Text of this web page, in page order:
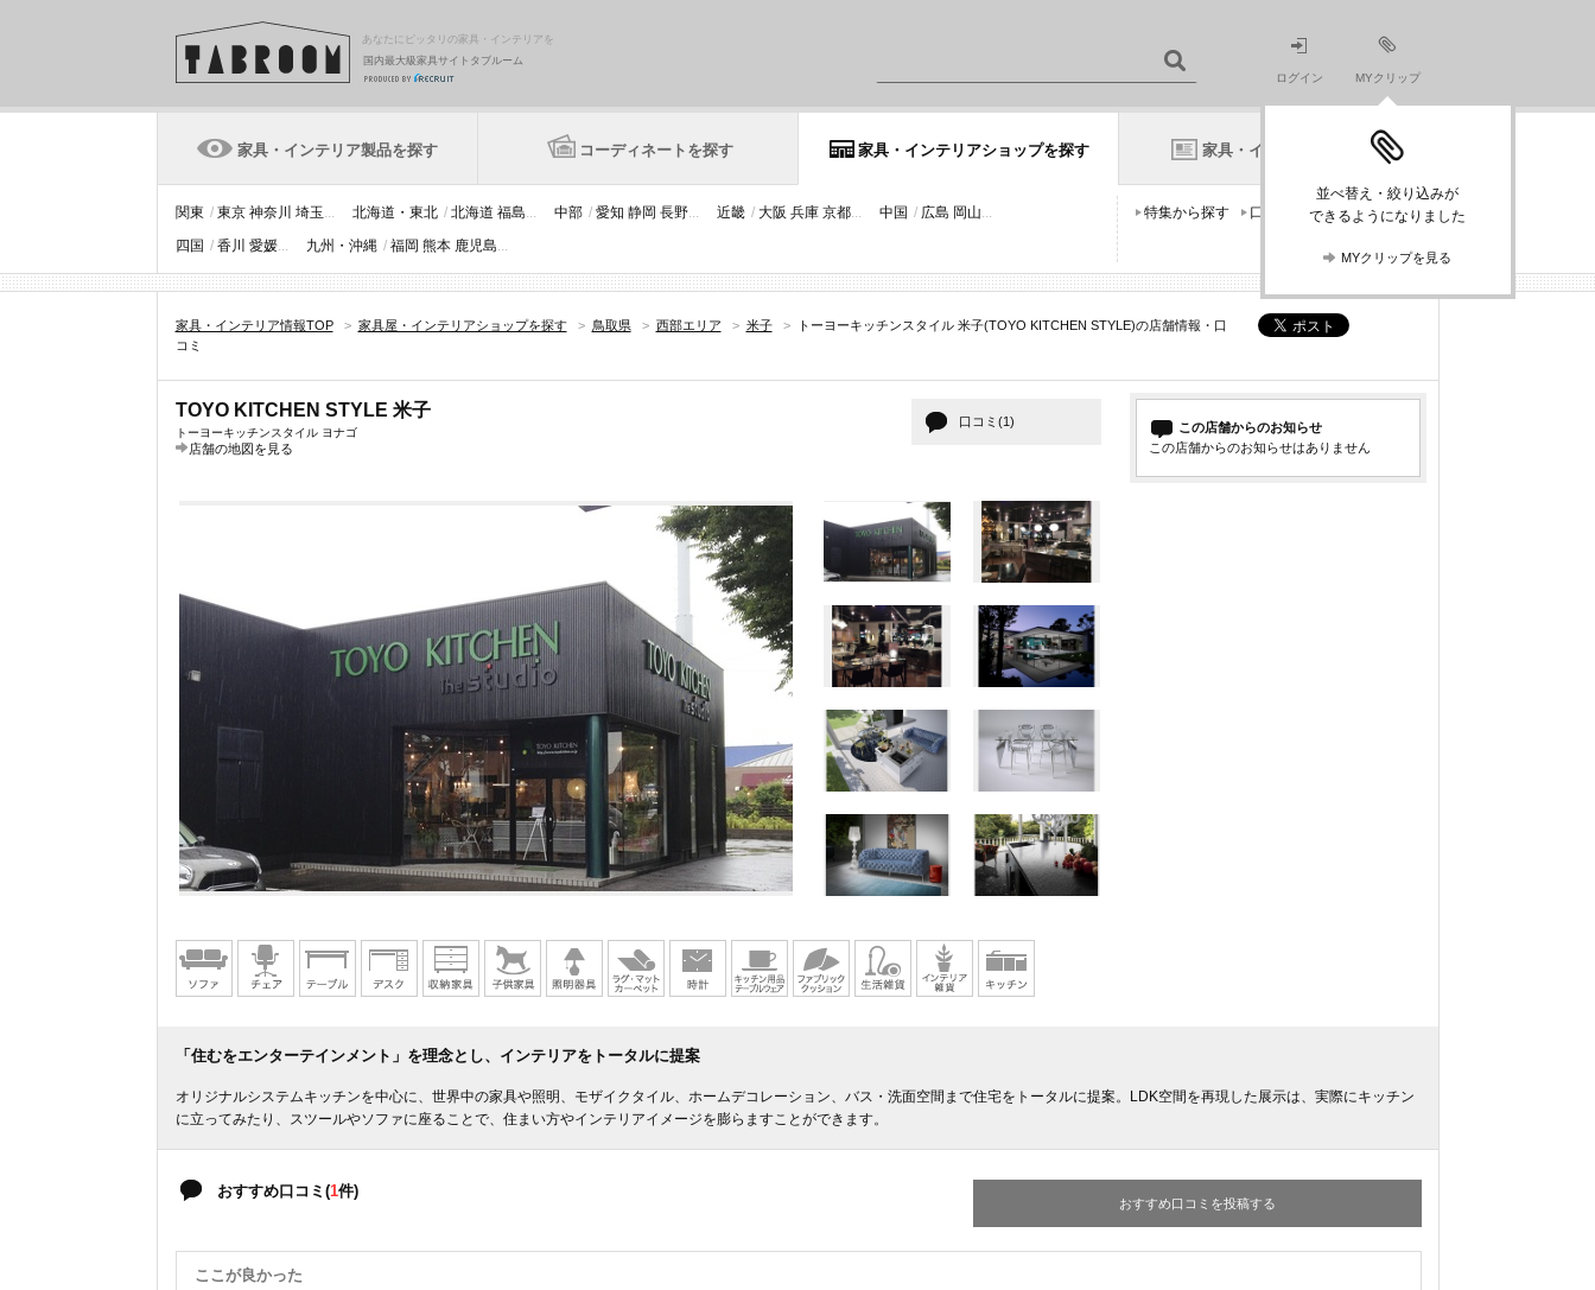
あなたにピッタリの家具・インテリアを
国内最大級家具サイトタブルーム
ログイン MYクリップ
並べ替え・絞り込みが
できるようになりました
MYクリップを見る
家具・インテリア製品を探す コーディネートを探す 家具・インテリアショップを探す 家具・インテリアニュース
関東 / 東京 神奈川 埼玉... 北海道・東北 / 北海道 福島... 中部 / 愛知 静岡 長野... 近畿 / 大阪 兵庫 京都... 中国 / 広島 岡山...
四国 / 香川 愛媛... 九州・沖縄 / 福岡 熊本 鹿児島...
特集から探す 口コミから探す
家具・インテリア情報TOP > 家具屋・インテリアショップを探す > 鳥取県 > 西部エリア > 米子 >
トーヨーキッチンスタイル 米子(TOYO KITCHEN STYLE)の店舗情報・口
コミ
TOYO KITCHEN STYLE 米子
トーヨーキッチンスタイル ヨナゴ
店舗の地図を見る
口コミ(1)
この店舗からのお知らせ
この店舗からのお知らせはありません
「住むをエンターテインメント」を理念とし、インテリアをトータルに提案
オリジナルシステムキッチンを中心に、世界中の家具や照明、モザイクタイル、ホームデコレーション、バス・洗面空間まで住宅をトータルに提案。LDK空間を再現した展示は、実際にキッチン
に立ってみたり、スツールやソファに座ることで、住まい方やインテリアイメージを膨らますことができます。
おすすめ口コミ(1件)
おすすめ口コミを投稿する
ここが良かった